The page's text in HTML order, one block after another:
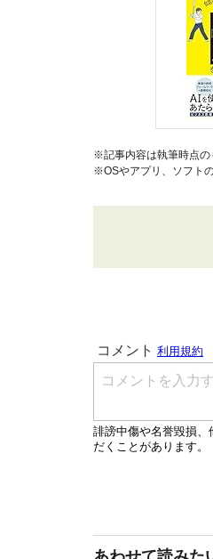
※記事内容は執筆時点の
※OSやアプリ、ソフト